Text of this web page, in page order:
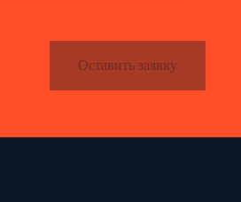
Оставить заявку